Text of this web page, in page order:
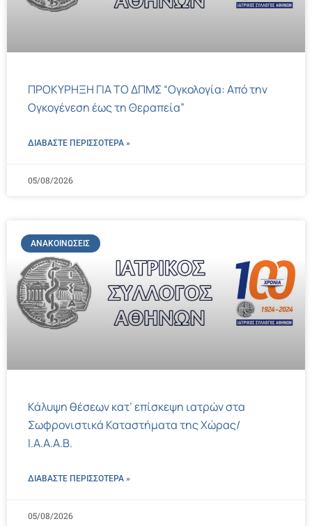
ΠΡΟΚΥΡΗΞΗ ΓΙΑ ΤΟ ΔΠΜΣ “Ογκολογία: Από την
Ογκογένεση έως τη Θεραπεία”
ΔΙΑΒΑΣΤΕ ΠΕΡΙΣΣΌΤΕΡΑ »
05/08/2026
ΑΝΑΚΟΙΝΏΣΕΙΣ
Κάλυψη θέσεων κατ’ επίσκεψη ιατρών στα
Σωφρονιστικά Καταστήματα της Χώρας/
Ι.Α.Α.Α.Β.
ΔΙΑΒΑΣΤΕ ΠΕΡΙΣΣΌΤΕΡΑ »
05/08/2026